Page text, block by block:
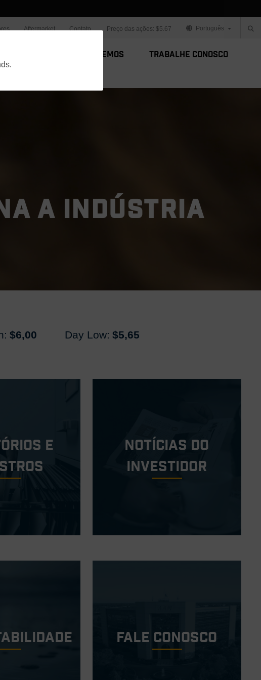
Aftermarket Contato Preço das ações: $5.67 Português
Como Fazemos Trabalhe Conosco
A INDÚSTRIA
$6,00 Day Low: $5,65
e
Notícias do
investidor
Fale conosco